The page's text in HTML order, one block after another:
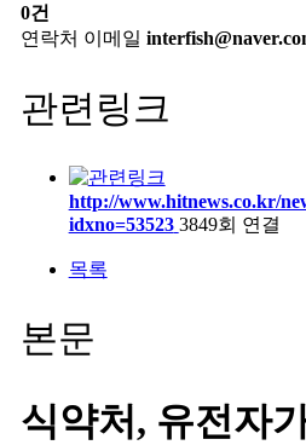
0건
연락처 이메일
관련링크
http://www.hitnews.co.kr/
idxno=53523 3849회 연결
목록
본문
식약처, 유전자